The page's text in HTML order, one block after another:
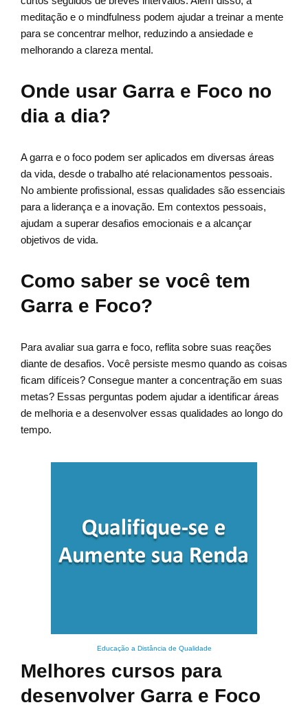
meditação e o mindfulness podem ajudar a treinar a mente
para se concentrar melhor, reduzindo a ansiedade e
melhorando a clareza mental.
Onde usar Garra e Foco no
dia a dia?
A garra e o foco podem ser aplicados em diversas áreas
da vida, desde o trabalho até relacionamentos pessoais.
No ambiente profissional, essas qualidades são essenciais
para a liderança e a inovação. Em contextos pessoais,
ajudam a superar desafios emocionais e a alcançar
objetivos de vida.
Como saber se você tem
Garra e Foco?
Para avaliar sua garra e foco, reflita sobre suas reações
diante de desafios. Você persiste mesmo quando as coisas
ficam difíceis? Consegue manter a concentração em suas
metas? Essas perguntas podem ajudar a identificar áreas
de melhoria e a desenvolver essas qualidades ao longo do
tempo.
Educação a Distância de Qualidade
Melhores cursos para
desenvolver Garra e Foco